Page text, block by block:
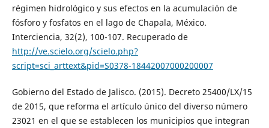
régimen hidrológico y sus efectos en la acumulación de
fósforo y fosfatos en el lago de Chapala, México.
Interciencia, 32(2), 100-107. Recuperado de
http://ve.scielo.org/scielo.php?
script=sci_arttext&pid=S0378-18442007000200007
Gobierno del Estado de Jalisco. (2015). Decreto 25400/LX/15
de 2015, que reforma el artículo único del diverso número
23021 en el que se establecen los municipios que integran